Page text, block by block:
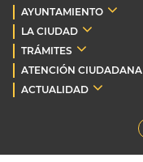
AYUNTAMIENTO
LA CIUDAD
TRÁMITES
ATENCIÓN CIUDADANA
ACTUALIDAD